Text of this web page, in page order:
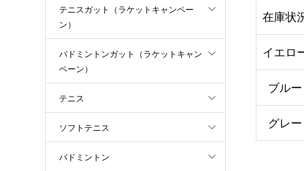
在庫状
イエロ
ブルー
グレー
テニスガット（ラケットキャンペー
ン）
バドミントンガット（ラケットキャン
ペーン）
テニス
ソフトテニス
バドミントン